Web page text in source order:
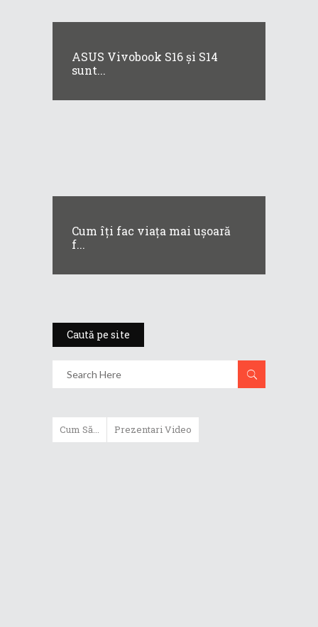
ASUS Vivobook S16 și S14
sunt...
Cum îți fac viața mai ușoară
f...
Caută pe site
Cum Să... Prezentari Video